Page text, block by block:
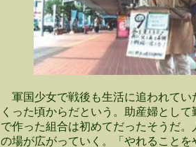
軍国少女で戦後も生活に追われてい
くった頃からだという。助産婦とし
で作った組合は初めてだったそうだ
の場が広がっていく。「やれること